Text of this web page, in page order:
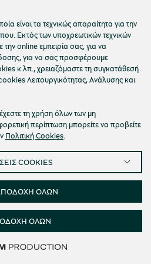
& ταξινόμηση
Στυμφαλίας
Andrea Bonetti
είναι τα τεχνικώς απαραίτητα για την
Εκτός των υποχρεωτικών τεχνικών
online εμπειρία σας, για να
για να σας προσφέρουμε
κ.λπ., χρειαζόμαστε τη συγκατάθεσή
Λειτουργικότητας, Ανάλυσης και
τη χρήση όλων των μη
περίπτωση μπορείτε να προβείτε
Πολιτική Cookies.
COOKIES
ΟΛΩΝ
ΟΛΩΝ